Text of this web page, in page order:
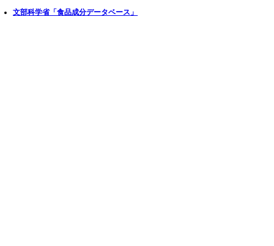
文部科学省「食品成分データベース」